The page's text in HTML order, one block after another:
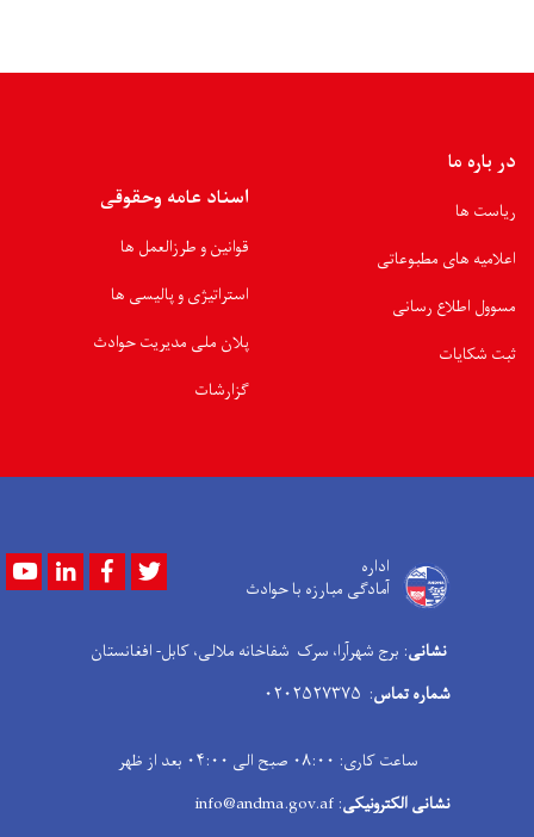
در باره ما
ریاست ها
اعلامیه های مطبوعاتی
مسوول اطلاع رسانی
ثبت شکایات
اسناد عامه وحقوقی
قوانین و طرزالعمل ها
استراتیژی و پالیسی ها
پلان ملی مدیریت حوادث
گزارشات
اداره
آمادگی مبارزه با حوادث
YoutubeLinkedInFacebook
نشانی: برج شهرآرا، سرک شفاخانه ملالی، کابل- افغانستان
شماره تماس: ۰۲۰۲۵۲۷۳۷۵
ساعت کاری: ۰۸:۰۰ صبح الی ۰۴:۰۰ بعد از ظهر
نشانی الکترونیکی: info@andma.gov.af